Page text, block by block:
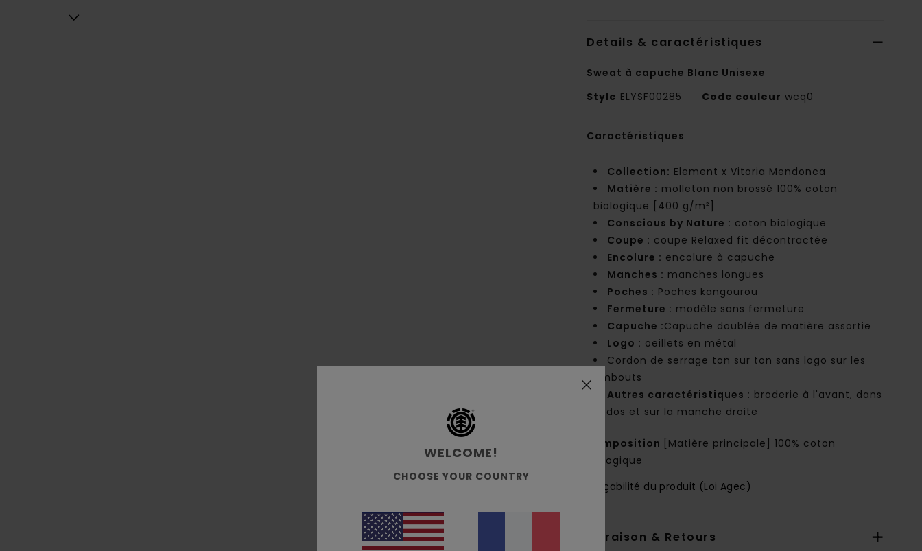
Details & caractéristiques
Sweat à capuche Blanc Unisexe
Style ELYSF00285 Code couleur wcq0
Caractéristiques
Collection: Element x Vitoria Mendonca
Matière : molleton non brossé 100% coton
biologique [400 g/m²]
Conscious by Nature : coton biologique
Coupe : coupe Relaxed fit décontractée
Encolure : encolure à capuche
Manches : manches longues
Poches : Poches kangourou
Fermeture : modèle sans fermeture
Capuche :Capuche doublée de matière assortie
Logo : oeillets en métal
Cordon de serrage ton sur ton sans logo sur les
embouts
Autres caractéristiques : broderie à l'avant, dans
le dos et sur la manche droite
Composition
[Matière principale] 100% coton
biologique
Traçabilité du produit (Loi Agec)
Livraison & Retours
WELCOME!
CHOOSE YOUR COUNTRY